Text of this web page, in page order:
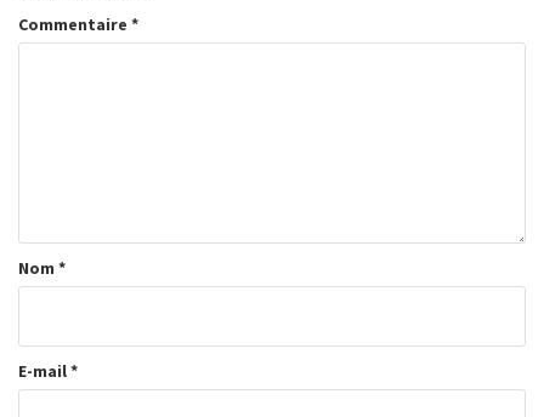
Commentaire *
Nom *
E-mail*